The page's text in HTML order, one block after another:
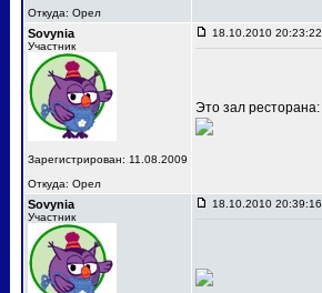
Откуда: Орел
Sovynia
Участник
Зарегистрирован: 11.08.2009
Откуда: Орел
18.10.2010 20:23:22
Это зал ресторана:
Sovynia
Участник
18.10.2010 20:39:16